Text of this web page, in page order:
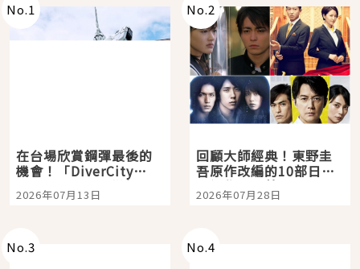
No.1
在台場欣賞鋼彈最後的
機會！「DiverCity
Tokyo Plaza」搭船、
購物、美食及夜景，一
2026年07月13日
No.2
回顧大師經典！東野圭
吾原作改編的10部日本
影視作品推薦
2026年07月28日
No.3 No.4